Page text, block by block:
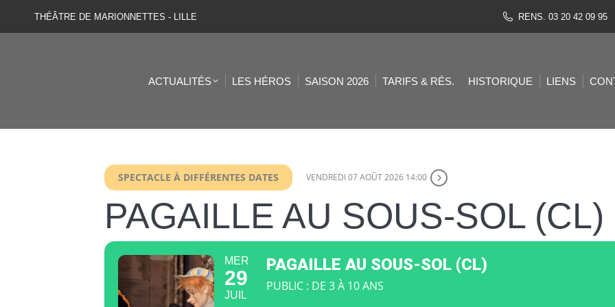
THÉÂTRE DE MARIONNETTES - LILLE RENS. 03 20 42 09 95
ACTUALITÉS LES HÉROS SAISON 2026 TARIFS & RÉS. HISTORIQUE LIENS
SPECTACLE À DIFFÉRENTES DATES VENDREDI 07 AOÛT 2026 14:00
PAGAILLE AU SOUS-SOL (CL)
MER
29
JUIL
PAGAILLE AU SOUS-SOL (CL)
PUBLIC : DE 3 À 10 ANS